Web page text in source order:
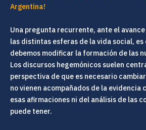
Argentina!
Una pregunta recurrente, ante el
las distintas esferas de la vida social, es
debemos modificar la formación de las
Los discursos hegemónicos suelen
perspectiva de que es necesario
no vienen acompañados de la evidencia
esas afirmaciones ni del análisis de las
puede tener.